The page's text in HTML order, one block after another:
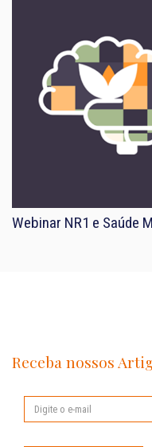
Webinar NR1 e Saúde
Receba nossos